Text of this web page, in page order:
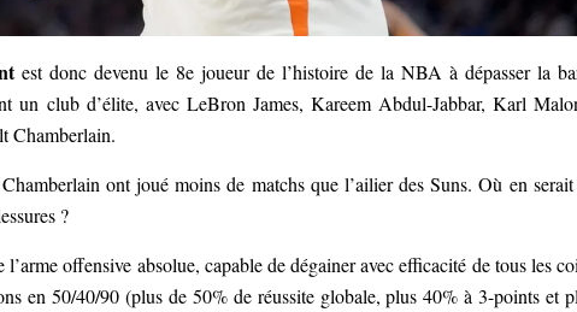
est donc devenu le 8e joueur de l’histoire de la NBA à dépasser la
un club d’élite, avec LeBron James, Kareem Abdul-Jabbar, Karl
Chamberlain.
ont joué moins de matchs que l’ailier des Suns. Où en
?
offensive absolue, capable de dégainer avec efficacité de tous les
en 50/40/90 (plus de 50% de réussite globale, plus 40% à 3-points et